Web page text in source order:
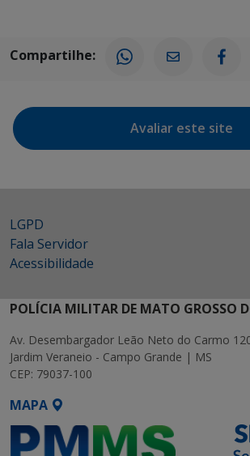
Compartilhe:
Avaliar este site
LGPD
Fala Servidor
Acessibilidade
POLÍCIA MILITAR DE MATO GROSSO
Av. Desembargador Leão Neto do Carmo
Jardim Veraneio - Campo Grande | MS
CEP: 79037-100
MAPA